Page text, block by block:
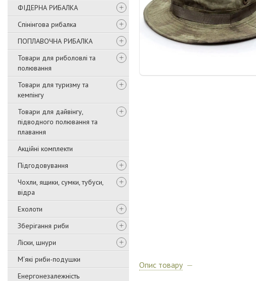
ФІДЕРНА РИБАЛКА
Спінінгова рибалка
ПОПЛАВОЧНА РИБАЛКА
Товари для риболовлі та
полювання
Товари для туризму та
кемпінгу
Товари для дайвінгу,
підводного полювання та
плавання
Акційні комплекти
Підгодовування
Чохли, ящики, сумки, тубуси,
відра
Ехолоти
Зберігання риби
Ліски, шнури
М'які риби-подушки
Енергонезалежність
Опис товару